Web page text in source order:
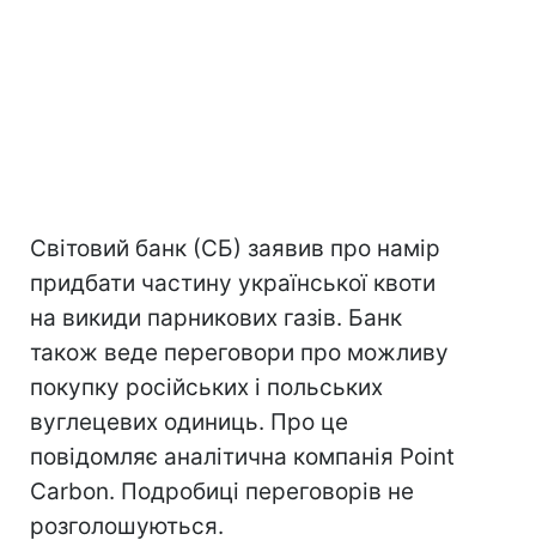
Світовий банк (СБ) заявив про намір
придбати частину української квоти
на викиди парникових газів. Банк
також веде переговори про можливу
покупку російських і польських
вуглецевих одиниць. Про це
повідомляє аналітична компанія Point
Carbon. Подробиці переговорів не
розголошуються.